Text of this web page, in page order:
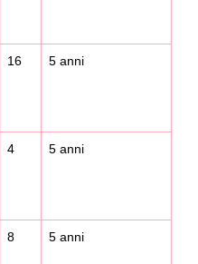
16 5 anni
4 5 anni
8 5 anni